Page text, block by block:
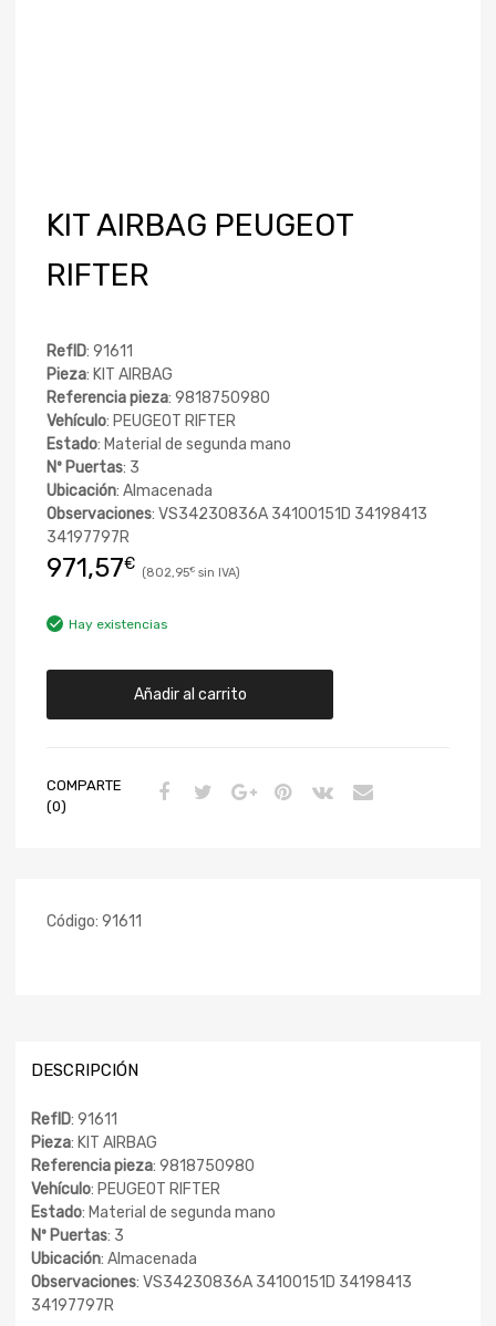
KIT AIRBAG PEUGEOT
RIFTER
RefID: 91611
Pieza: KIT AIRBAG
Referencia pieza: 9818750980
Vehículo: PEUGEOT RIFTER
Estado: Material de segunda mano
Nº Puertas: 3
Ubicación: Almacenada
Observaciones: VS34230836A 34100151D 34198413
34197797R
971,57€ 802,95€
Hay existencias
Añadir al carrito
COMPARTE
(0)
Código: 91611
DESCRIPCIÓN
RefID: 91611
Pieza: KIT AIRBAG
Referencia pieza: 9818750980
Vehículo: PEUGEOT RIFTER
Estado: Material de segunda mano
Nº Puertas: 3
Ubicación: Almacenada
Observaciones: VS34230836A 34100151D 34198413
34197797R